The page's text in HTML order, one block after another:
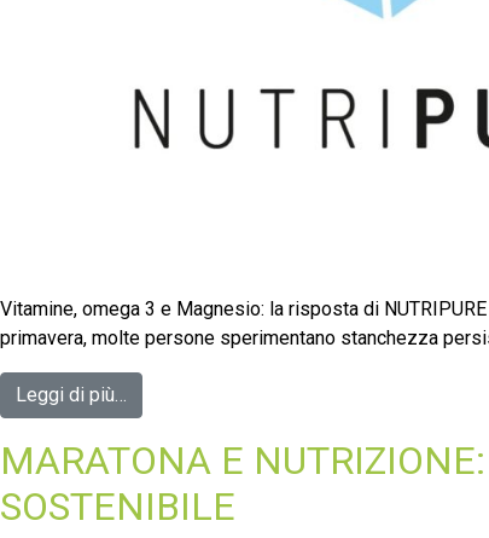
Vitamine, omega 3 e Magnesio: la risposta di
primavera, molte persone sperimentano stanchezza
Leggi di più…
MARATONA E
SOSTENIBILE